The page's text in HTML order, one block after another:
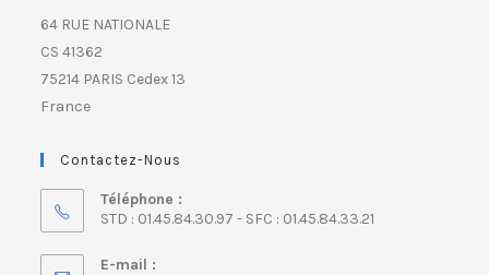
64 RUE NATIONALE
CS 41362
75214 PARIS Cedex 13
France
Contactez-Nous
Téléphone :
STD : 01.45.84.30.97 - SFC : 01.45.84.33.21
E-mail :